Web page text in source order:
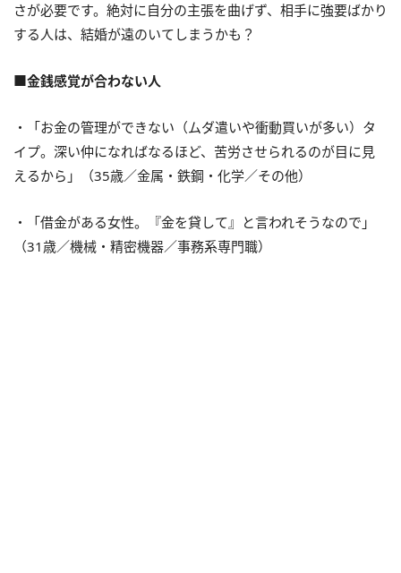
さが必要です。絶対に自分の主張を曲げず、相手に強要ばかり
する人は、結婚が遠のいてしまうかも？
■金銭感覚が合わない人
・「お金の管理ができない（ムダ遣いや衝動買いが多い）タ
イプ。深い仲になればなるほど、苦労させられるのが目に見
えるから」（35歳／金属・鉄鋼・化学／その他）
・「借金がある女性。『金を貸して』と言われそうなので」
（31歳／機械・精密機器／事務系専門職）